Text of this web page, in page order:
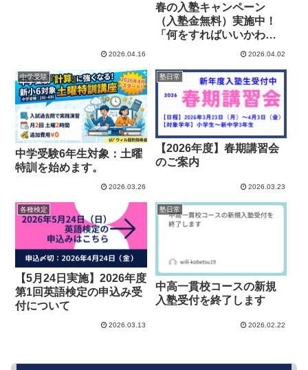
2026.04.16
春の入塾キャンペーン
（入塾金無料）実施中！
「何をすればいいかわか
らない」を卒業しよう！
2026.04.02
中学受験
中学受験6年生対象：土曜
特訓を始めます。
2026.03.26
塾日常
【2026年度】春期講習会
のご案内
2026.03.23
各種検定
【5月24日実施】2026年度
第1回英語検定の申込み受
付について
2026.03.13
塾日常
中高一貫校コースの新規
入塾受付を終了します
2026.02.22